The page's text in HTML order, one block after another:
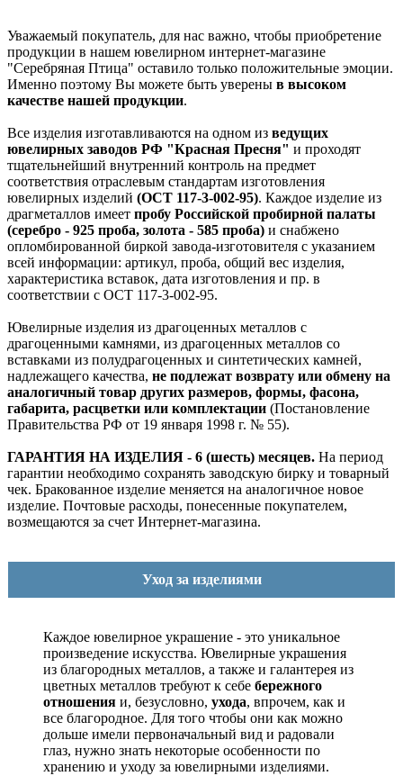
Уважаемый покупатель, для нас важно, чтобы приобретение
продукции в нашем ювелирном интернет-магазине
"Серебряная Птица" оставило только положительные эмоции.
Именно поэтому Вы можете быть уверены в высоком
качестве нашей продукции.
Все изделия изготавливаются на одном из ведущих
ювелирных заводов РФ "Красная Пресня" и проходят
тщательнейший внутренний контроль на предмет
соответствия отраслевым стандартам изготовления
ювелирных изделий (ОСТ 117-3-002-95). Каждое изделие из
драгметаллов имеет пробу Российской пробирной палаты
(серебро - 925 проба, золота - 585 проба) и снабжено
опломбированной биркой завода-изготовителя с указанием
всей информации: артикул, проба, общий вес изделия,
характеристика вставок, дата изготовления и пр. в
соответствии с ОСТ 117-3-002-95.
Ювелирные изделия из драгоценных металлов с
драгоценными камнями, из драгоценных металлов со
вставками из полудрагоценных и синтетических камней,
надлежащего качества, не подлежат возврату или обмену на
аналогичный товар других размеров, формы, фасона,
габарита, расцветки или комплектации (Постановление
Правительства РФ от 19 января 1998 г. № 55).
ГАРАНТИЯ НА ИЗДЕЛИЯ - 6 (шесть) месяцев. На период
гарантии необходимо сохранять заводскую бирку и товарный
чек. Бракованное изделие меняется на аналогичное новое
изделие. Почтовые расходы, понесенные покупателем,
возмещаются за счет Интернет-магазина.
Уход за изделиями
Каждое ювелирное украшение - это уникальное
произведение искусства. Ювелирные украшения
из благородных металлов, а также и галантерея из
цветных металлов требуют к себе бережного
отношения и, безусловно, ухода, впрочем, как и
все благородное. Для того чтобы они как можно
дольше имели первоначальный вид и радовали
глаз, нужно знать некоторые особенности по
хранению и уходу за ювелирными изделиями.